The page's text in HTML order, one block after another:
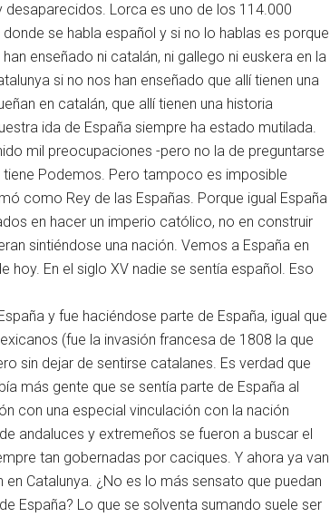
Lorca es uno de los 114.000
se habla español y si no lo hablas es porque
enseñado ni catalán, ni gallego ni euskera en la
si no nos han enseñado que allí tienen una
en catalán, que allí tienen una historia
ida de España siempre ha estado mutilada.
mil preocupaciones -pero no la de preguntarse
tiene Podemos. Pero tampoco es imposible
como Rey de las Españas. Porque igual España
en hacer un imperio católico, no en construir
sintiéndose una nación. Vemos a España en
En el siglo XV nadie se sentía español. Eso
y fue haciéndose parte de España, igual que
(fue la invasión francesa de 1808 la que
sin dejar de sentirse catalanes. Es verdad que
más gente que se sentía parte de España al
con una especial vinculación con la nación
andaluces y extremeños se fueron a buscar el
tan gobernadas por caciques. Y ahora ya van
Catalunya. ¿No es lo más sensato que puedan
España? Lo que se solventa sumando suele ser